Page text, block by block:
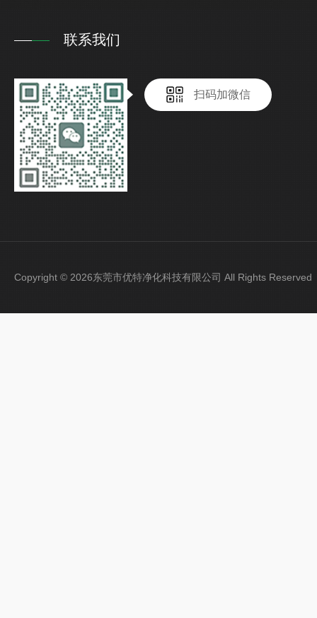
联系我们
扫码加微信
Copyright © 2026东莞市优特净化科技有限公司 All Rights